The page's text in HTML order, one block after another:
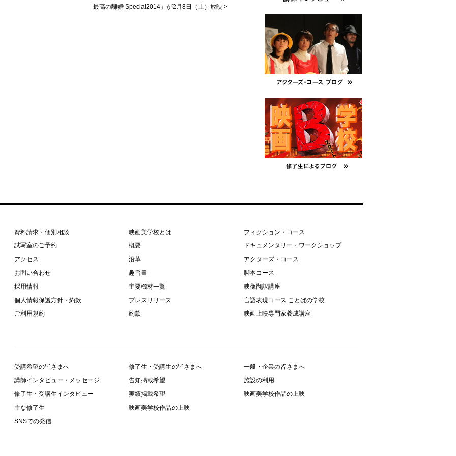
「最高の離婚 Special2014」が2月8日（土）放映 >
資料請求・個別相談
試写室のご予約
アクセス
お問い合わせ
採用情報
個人情報保護方針・約款
ご利用規約
映画美学校とは
概要
沿革
趣旨書
主要機材一覧
プレスリリース
約款
フィクション・コース
ドキュメンタリー・ワークショップ
アクターズ・コース
脚本コース
映像翻訳講座
言語表現コース ことばの学校
映画上映専門家養成講座
受講希望の皆さまへ
講師インタビュー・メッセージ
修了生・受講生インタビュー
主な修了生
SNSでの発信
修了生・受講生の皆さまへ
告知掲載希望
実績掲載希望
映画美学校作品の上映
一般・企業の皆さまへ
施設の利用
映画美学校作品の上映